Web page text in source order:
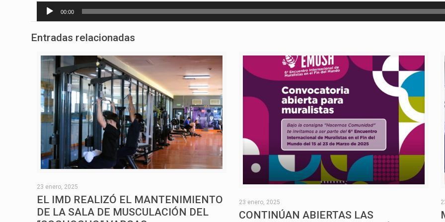
Reproductor
00:00
Entradas relacionadas
23 enero, 2025
EL IMD REALIZÓ EL MANTENIMIENTO
DE LA SALA DE MUSCULACIÓN DEL
23 enero, 2025
CONTINÚAN ABIERTAS LAS